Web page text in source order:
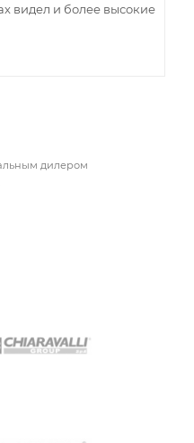
видел и более высокие
дилером